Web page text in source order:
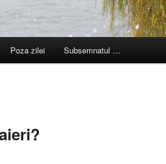
Poza zilei Subsemnatul …